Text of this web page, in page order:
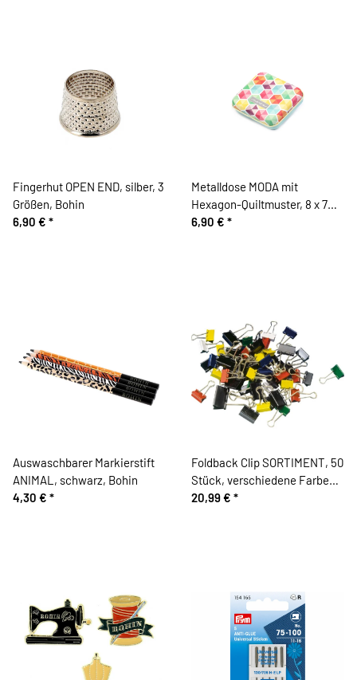
Fingerhut OPEN END, silber, 3
Größen, Bohin
6,90 € *
Metalldose MODA mit
Hexagon-Quiltmuster, 8 x 7
cm, Moda Fabrics
6,90 € *
Auswaschbarer Markierstift
ANIMAL, schwarz, Bohin
4,30 € *
Foldback Clip SORTIMENT, 50
Stück, verschiedene Farben
und Größen, Maul
20,99 € *